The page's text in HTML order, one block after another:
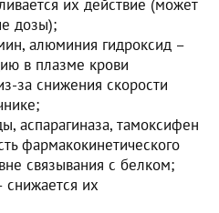
их действие (может
дозы);
алюминия гидроксид –
в плазме крови
за снижения скорости
аспарагиназа, тамоксифен
фармакокинетического
связывания с белком;
их